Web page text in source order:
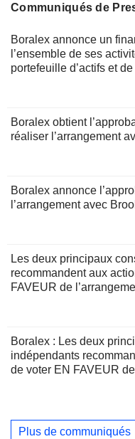
Communiqués de
Boralex annonce un
l’ensemble de ses
portefeuille d’actifs et
Boralex obtient
réaliser l’arrangement
Boralex annonce
l’arrangement avec
Les deux principaux
recommandent aux
FAVEUR de
Boralex : Les deux
indépendants
de voter EN FAVEUR
Plus de communiqués